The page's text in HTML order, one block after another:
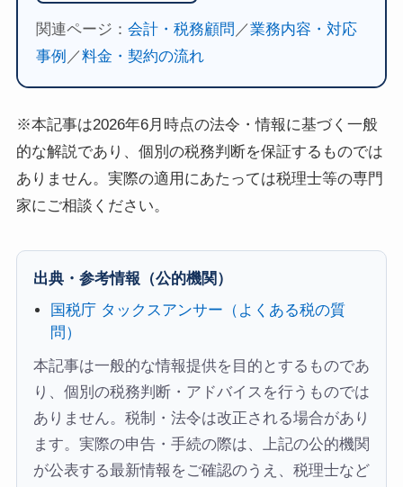
関連ページ： 会計・税務顧問 ／業務内容・対応
事例 ／料金・契約の流れ
※本記事は2026年6月時点の法令・情報に基づく一般
的な解説であり、個別の税務判断を保証するものでは
ありません。実際の適用にあたっては税理士等の専門
家にご相談ください。
出典・参考情報（公的機関）
国税庁 タックスアンサー（よくある税の質
問）
本記事は一般的な情報提供を目的とするものであ
り、個別の税務判断・アドバイスを行うものでは
ありません。税制・法令は改正される場合があり
ます。実際の申告・手続の際は、上記の公的機関
が公表する最新情報をご確認のうえ、税理士など